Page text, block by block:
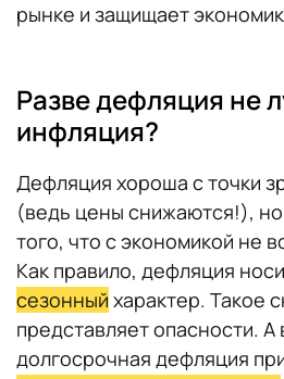
рынке и защищает
Разве дефляция не
инфляция?
Дефляция хороша с точки
(ведь цены снижаются!),
того, что с экономикой не
Как правило, дефляция
сезонный характер. Такое
представляет опасности. А
долгосрочная дефляция